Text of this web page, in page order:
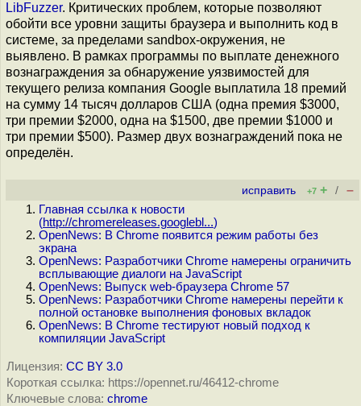
LibFuzzer. Критических проблем, которые позволяют
обойти все уровни защиты браузера и выполнить код в
системе, за пределами sandbox-окружения, не
выявлено. В рамках программы по выплате денежного
вознаграждения за обнаружение уязвимостей для
текущего релиза компания Google выплатила 18 премий
на сумму 14 тысяч долларов США (одна премия $3000,
три премии $2000, одна на $1500, две премии $1000 и
три премии $500). Размер двух вознаграждений пока не
определён.
исправить +7 + / –
Главная ссылка к новости
(http://chromereleases.googlebl...)
OpenNews: В Chrome появится режим работы без
экрана
OpenNews: Разработчики Chrome намерены ограничить
всплывающие диалоги на JavaScript
OpenNews: Выпуск web-браузера Chrome 57
OpenNews: Разработчики Chrome намерены перейти к
полной остановке выполнения фоновых вкладок
OpenNews: В Chrome тестируют новый подход к
компиляции JavaScript
Лицензия: CC BY 3.0
Короткая ссылка: https://opennet.ru/46412-chrome
Ключевые слова: chrome